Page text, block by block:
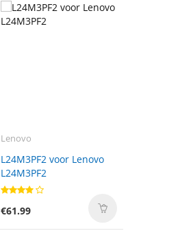
Lenovo
L24M3PF2 voor Lenovo
L24M3PF2
€61.99